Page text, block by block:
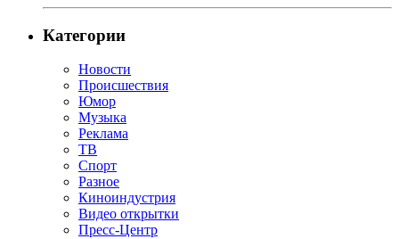
Категории
Новости
Происшествия
Юмор
Музыка
Реклама
ТВ
Спорт
Разное
Киноиндустрия
Видео открытки
Пресс-Центр